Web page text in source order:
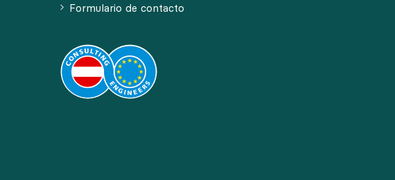
Formulario de contacto